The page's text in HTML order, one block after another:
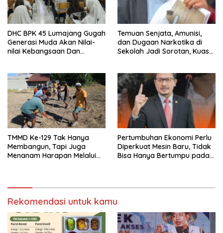
DHC BPK 45 Lumajang Gugah
Generasi Muda Akan Nilai-
nilai Kebangsaan Dan
Temuan Senjata, Amunisi,
dan Dugaan Narkotika di
Sekolah Jadi Sorotan, Kuasa
TMMD Ke-129 Tak Hanya
Membangun, Tapi Juga
Menanam Harapan Melalui
Pertumbuhan Ekonomi Perlu
Diperkuat Mesin Baru, Tidak
Bisa Hanya Bertumpu pada
Rekomendasi untuk kamu